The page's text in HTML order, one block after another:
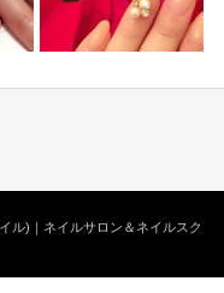
ル)｜ネイルサロン＆ネイルスク